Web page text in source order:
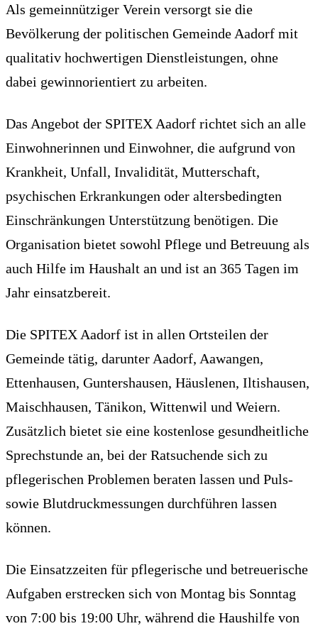
Als gemeinnütziger Verein versorgt sie die
Bevölkerung der politischen Gemeinde Aadorf mit
qualitativ hochwertigen Dienstleistungen, ohne
dabei gewinnorientiert zu arbeiten.
Das Angebot der SPITEX Aadorf richtet sich an alle
Einwohnerinnen und Einwohner, die aufgrund von
Krankheit, Unfall, Invalidität, Mutterschaft,
psychischen Erkrankungen oder altersbedingten
Einschränkungen Unterstützung benötigen. Die
Organisation bietet sowohl Pflege und Betreuung als
auch Hilfe im Haushalt an und ist an 365 Tagen im
Jahr einsatzbereit.
Die SPITEX Aadorf ist in allen Ortsteilen der
Gemeinde tätig, darunter Aadorf, Aawangen,
Ettenhausen, Guntershausen, Häuslenen, Iltishausen,
Maischhausen, Tänikon, Wittenwil und Weiern.
Zusätzlich bietet sie eine kostenlose gesundheitliche
Sprechstunde an, bei der Ratsuchende sich zu
pflegerischen Problemen beraten lassen und Puls-
sowie Blutdruckmessungen durchführen lassen
können.
Die Einsatzzeiten für pflegerische und betreuerische
Aufgaben erstrecken sich von Montag bis Sonntag
von 7:00 bis 19:00 Uhr, während die Haushilfe von